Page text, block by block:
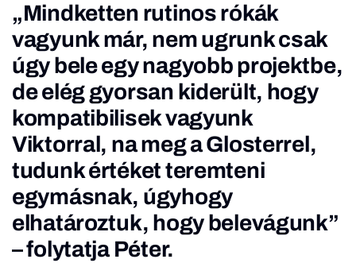
„Mindketten rutinos rókák
vagyunk már, nem ugrunk csak
úgy bele egy nagyobb projektbe,
de elég gyorsan kiderült, hogy
kompatibilisek vagyunk
Viktorral, na meg a Glosterrel,
tudunk értéket teremteni
egymásnak, úgyhogy
elhatároztuk, hogy belevágunk”
– folytatja Péter.